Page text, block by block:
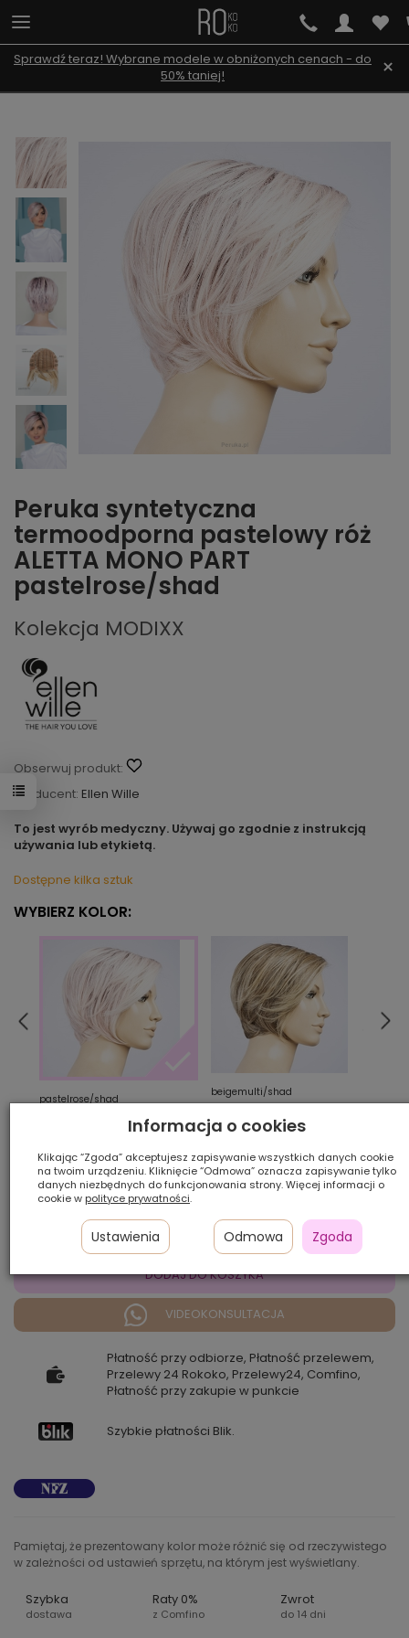
Sprawdź teraz! Wybrane modele w obniżonych cenach - do
50% taniej!
×
Peruka syntetyczna
termoodporna pastelowy róż
ALETTA MONO PART
pastelrose/shad
Kolekcja MODIXX
Obserwuj produkt:
Producent: Ellen Wille
To jest wyrób medyczny. Używaj go zgodnie z instrukcją
używania lub etykietą.
Dostępne kilka sztuk
WYBIERZ KOLOR:
pastelrose/shad
beigemulti/shad
Ilość szt.:
DODAJ DO KOSZYKA
VIDEOKONSULTACJA
Płatność przy odbiorze, Płatność przelewem,
Przelewy 24 Rokoko, Przelewy24, Comfino,
Płatność przy zakupie w punkcie
Szybkie płatności Blik.
Pamiętaj, że prezentowany kolor może różnić się od rzeczywistego
w zależności od ustawień sprzętu, na którym jest wyświetlany.
Szybka
dostawa
Raty 0%
z Comfino
Zwrot
do 14 dni
Informacja o cookies
Klikając “Zgoda” akceptujesz zapisywanie wszystkich danych cookie
na twoim urządzeniu. Kliknięcie “Odmowa” oznacza zapisywanie tylko
danych niezbędnych do funkcjonowania strony. Więcej informacji o
cookie w polityce prywatności.
Ustawienia Odmowa Zgoda